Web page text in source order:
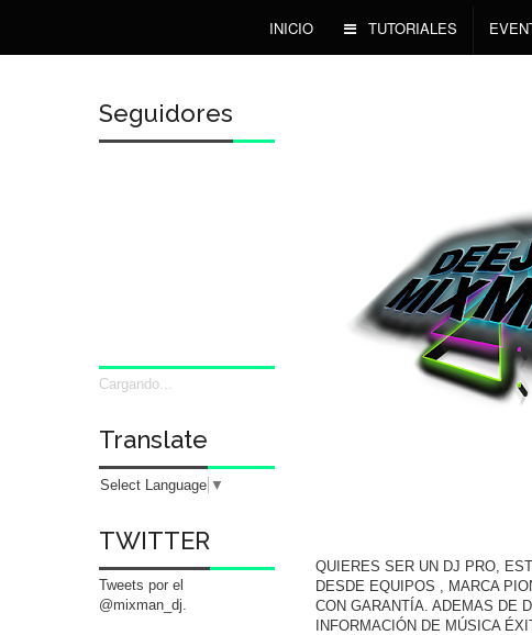
INICIO TUTORIALES
Seguidores
Cargando...
Translate
Select Language ▼
TWITTER
Tweets por el
@mixman_dj.
QUIERES SER UN DJ PRO,
DESDE EQUIPOS , MARCA
CON GARANTÍA. ADEMAS DE
INFORMACIÓN DE MÚSICA